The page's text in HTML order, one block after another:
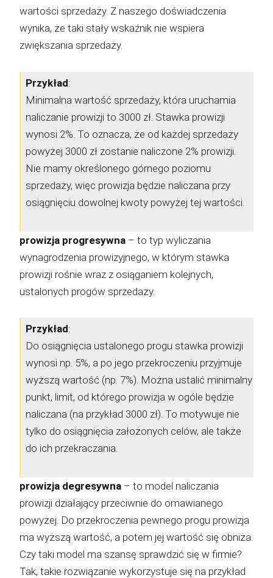
wartości sprzedaży. Z naszego doświadczenia
wynika, że taki stały wskaźnik nie wspiera
zwiększania sprzedaży.
Przykład:
Minimalna wartość sprzedaży, która uruchamia
naliczanie prowizji to 3000 zł. Stawka prowizji
wynosi 2%. To oznacza, że od każdej sprzedaży
powyżej 3000 zł zostanie naliczone 2% prowizji.
Nie mamy określonego górnego poziomu
sprzedaży, więc prowizja będzie naliczana przy
osiągnięciu dowolnej kwoty powyżej tej wartości.
prowizja progresywna – to typ wyliczania
wynagrodzenia prowizyjnego, w którym stawka
prowizji rośnie wraz z osiąganiem kolejnych,
ustalonych progów sprzedaży.
Przykład:
Do osiągnięcia ustalonego progu stawka prowizji
wynosi np. 5%, a po jego przekroczeniu przyjmuje
wyższą wartość (np. 7%). Można ustalić minimalny
punkt, limit, od którego prowizja w ogóle będzie
naliczana (na przykład 3000 zł). To motywuje nie
tylko do osiągnięcia założonych celów, ale także
do ich przekraczania.
prowizja degresywna – to model naliczania
prowizji działający przeciwnie do omawianego
powyżej. Do przekroczenia pewnego progu prowizja
ma wyższą wartość, a potem jej wartość się obniża.
Czy taki model ma szansę sprawdzić się w firmie?
Tak, takie rozwiązanie wykorzystuje się na przykład